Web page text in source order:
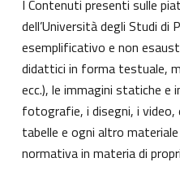
I Contenuti presenti sulle
dell’Università degli Studi
esemplificativo e non
didattici in forma testuale,
ecc.), le immagini statiche e
fotografie, i disegni, i video,
tabelle e ogni altro
normativa in materia di